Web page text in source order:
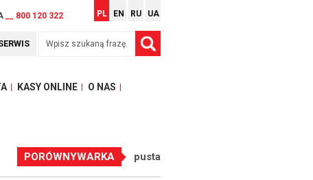
__ 800 120 322 PL EN RU UA
KASY ONLINE O NAS
PORÓWNYWARKA pusta